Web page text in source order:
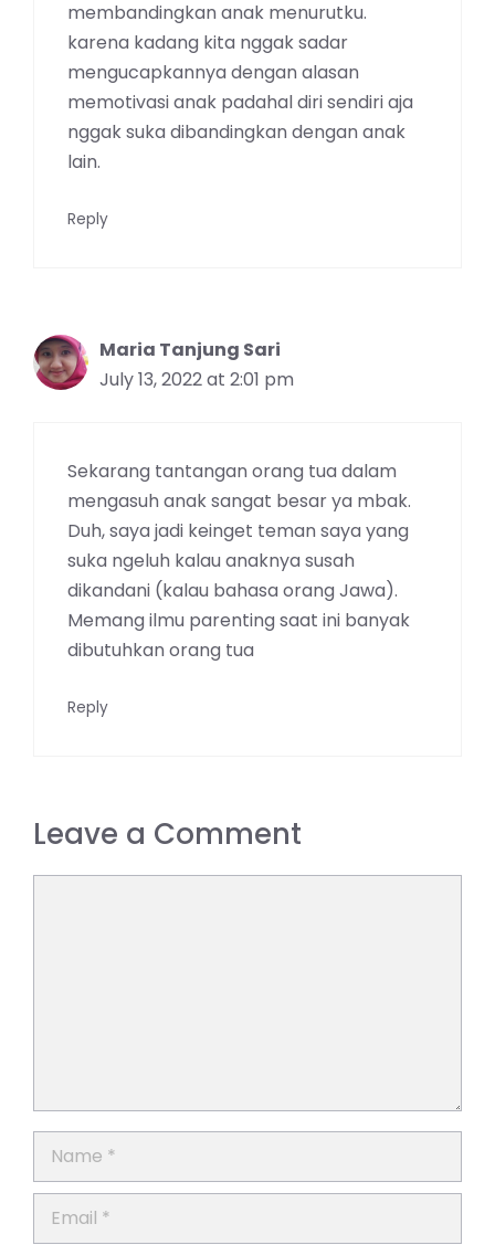
membandingkan anak menurutku.
karena kadang kita nggak sadar
mengucapkannya dengan alasan
memotivasi anak padahal diri sendiri aja
nggak suka dibandingkan dengan anak
lain.
Reply
Maria Tanjung Sari
July 13, 2022 at 2:01 pm
Sekarang tantangan orang tua dalam
mengasuh anak sangat besar ya mbak.
Duh, saya jadi keinget teman saya yang
suka ngeluh kalau anaknya susah
dikandani (kalau bahasa orang Jawa).
Memang ilmu parenting saat ini banyak
dibutuhkan orang tua
Reply
Leave a Comment
Name
Email